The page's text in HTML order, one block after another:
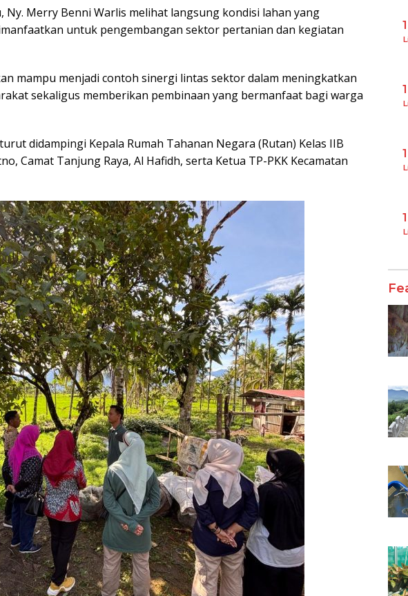
Ny. Merry Benni Warlis melihat langsung kondisi lahan yang
untuk pengembangan sektor pertanian dan kegiatan
mampu menjadi contoh sinergi lintas sektor dalam meningkatkan
sekaligus memberikan pembinaan yang bermanfaat bagi warga
didampingi Kepala Rumah Tahanan Negara (Rutan) Kelas IIB
Camat Tanjung Raya, Al Hafidh, serta Ketua TP-PKK Kecamatan